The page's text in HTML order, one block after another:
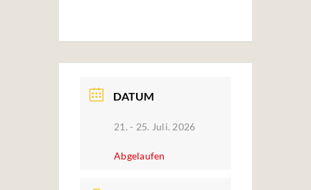
DATUM
21. - 25. Juli. 2026
Abgelaufen